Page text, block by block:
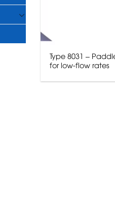
Type 8031 –
for low-flow rates